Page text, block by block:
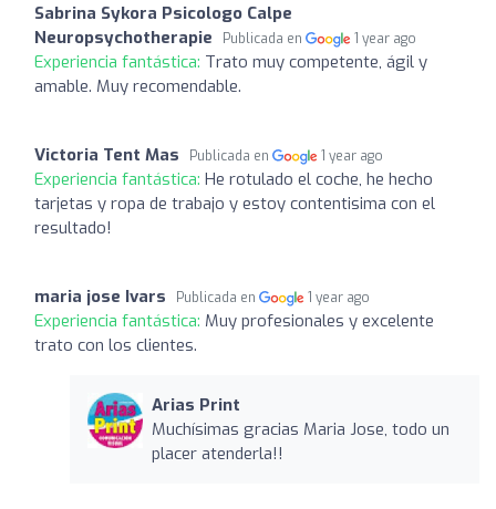
Sabrina Sykora Psicologo Calpe
Neuropsychotherapie
Publicada en 1 year ago
Experiencia fantástica: Trato muy competente, ágil y
amable. Muy recomendable.
Victoria Tent Mas Publicada en 1 year ago
Experiencia fantástica: He rotulado el coche, he hecho
tarjetas y ropa de trabajo y estoy contentisima con el
resultado!
maria jose Ivars Publicada en 1 year ago
Experiencia fantástica: Muy profesionales y excelente
trato con los clientes.
Arias Print
Muchísimas gracias Maria Jose, todo un
placer atenderla!!